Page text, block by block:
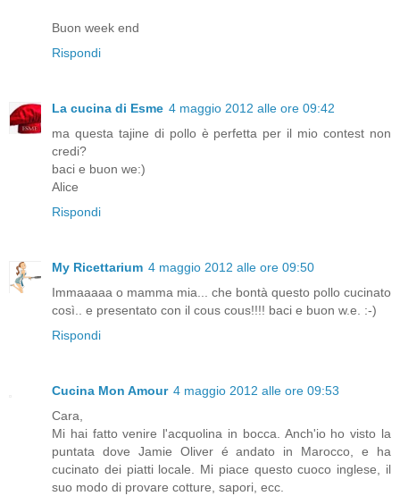
Buon week end
Rispondi
La cucina di Esme 4 maggio 2012 alle ore 09:42
ma questa tajine di pollo è perfetta per il mio contest non
credi?
baci e buon we:)
Alice
Rispondi
My Ricettarium 4 maggio 2012 alle ore 09:50
Immaaaaa o mamma mia... che bontà questo pollo cucinato
così.. e presentato con il cous cous!!!! baci e buon w.e. :-)
Rispondi
Cucina Mon Amour 4 maggio 2012 alle ore 09:53
Cara,
Mi hai fatto venire l'acquolina in bocca. Anch'io ho visto la
puntata dove Jamie Oliver é andato in Marocco, e ha
cucinato dei piatti locale. Mi piace questo cuoco inglese, il
suo modo di provare cotture, sapori, ecc.